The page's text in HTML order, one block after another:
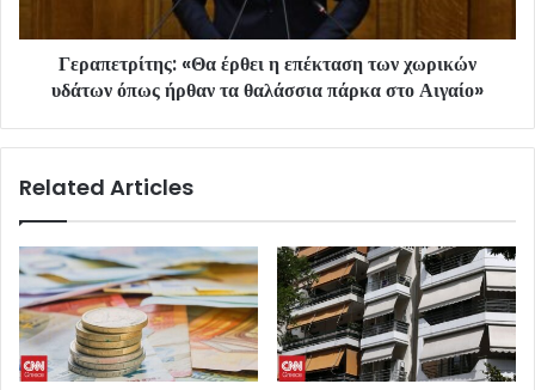
Γεραπετρίτης: «Θα έρθει η επέκταση των χωρικών
υδάτων όπως ήρθαν τα θαλάσσια πάρκα στο Αιγαίο»
Related Articles